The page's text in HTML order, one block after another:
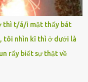
Ngọc Quang Vinh đã
trên mạng xã hội
bài viết và đăng bài
Quang Vinh làm việc
thì t/á/i mặt thấy bát
tôi nhìn kĩ thì ở dưới là
rẩy biết sự thật về